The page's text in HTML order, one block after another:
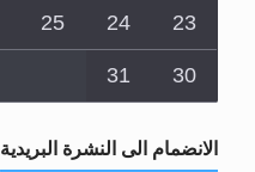
23
24
25
30
31
الانضمام الى النشرة البريدية